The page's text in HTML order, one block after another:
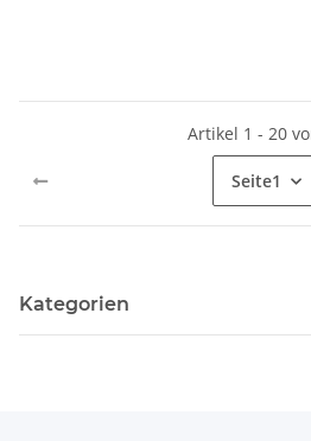
Artikel 1 - 20
Seite1
Kategorien